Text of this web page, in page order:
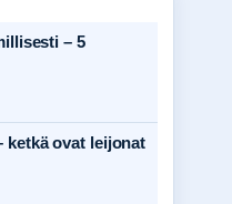
– 5
ketkä ovat leijonat